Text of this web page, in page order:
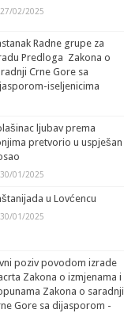
27/02/2025
Radne grupe za
Predloga Zakona o
Crne Gore sa
iseljenicima
ljubav prema
pretvorio u uspješan
30/01/2025
u Lovćencu
30/01/2025
poziv povodom izrade
Zakona o izmjenama i
Zakona o saradnji
Gore sa dijasporom -